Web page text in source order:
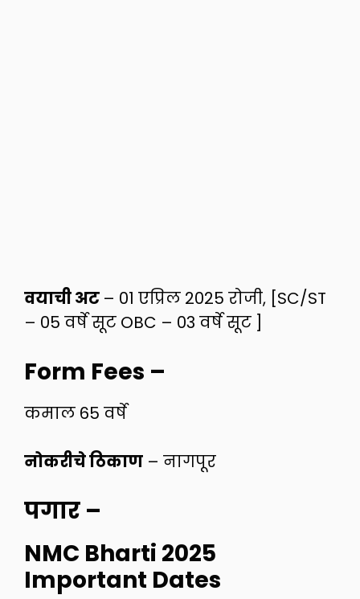
वयाची अट – 01 एप्रिल 2025 रोजी, [SC/ST
– 05 वर्षे सूट OBC – 03 वर्षे सूट ]
Form Fees –
कमाल 65 वर्षे
नोकरीचे ठिकाण – नागपूर
पगार –
NMC Bharti 2025
Important Dates